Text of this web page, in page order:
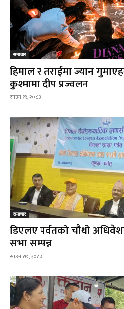
समाचार
हिमाल र तराईमा ज्यान
कुश्मामा दीप प्रज्वलन
साउन १९, २०८३
समाचार
डिएलए पर्वतको चौथो
सभा सम्पन्न
साउन १७, २०८३